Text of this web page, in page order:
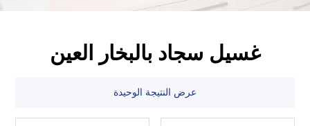
غسيل سجاد بالبخار العين
عرض النتيجة الوحيدة